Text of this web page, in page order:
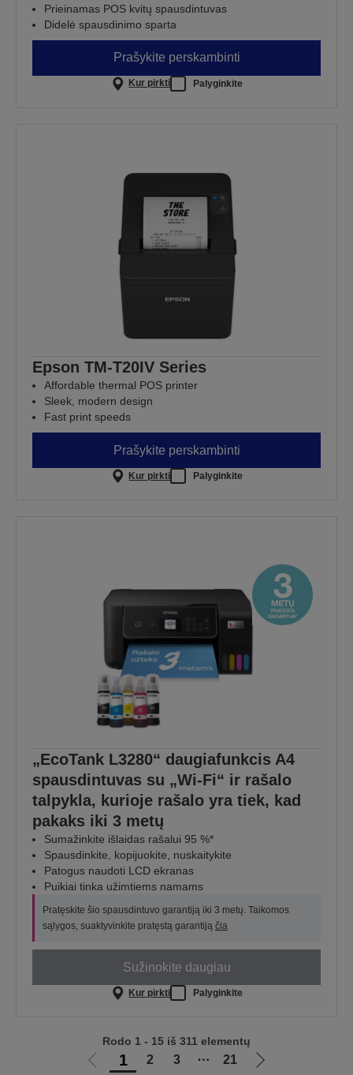
Prieinamas POS kvitų spausdintuvas
Didelė spausdinimo sparta
Prašykite perskambinti
Kur pirkti Palyginkite
Epson TM-T20IV Series
Affordable thermal POS printer
Sleek, modern design
Fast print speeds
Prašykite perskambinti
Kur pirkti Palyginkite
„EcoTank L3280“ daugiafunkcis A4
spausdintuvas su „Wi-Fi“ ir rašalo
talpykla, kurioje rašalo yra tiek, kad
pakaks iki 3 metų
Sumažinkite išlaidas rašalui 95 %*
Spausdinkite, kopijuokite, nuskaitykite
Patogus naudoti LCD ekranas
Puikiai tinka užimtiems namams
Pratęskite šio spausdintuvo garantiją iki 3 metų. Taikomos
sąlygos, suaktyvinkite pratęstą garantiją čia
Sužinokite daugiau
Kur pirkti Palyginkite
Eiti
1 2 3 ⋯ 21
Eiti
Rodo 1 - 15 iš 311 elementų